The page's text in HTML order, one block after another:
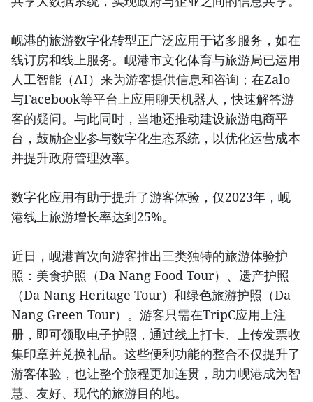
岘港的旅游数字化转型正广泛应用于诸多服务，如在
线订房和线上服务。岘港市文化体育与旅游局已运用
人工智能（AI）来为游客提供信息和咨询；在Zalo
与Facebook等平台上应用聊天机器人，快速解答游
客的疑问。与此同时，当地还推动建设旅游电商平
台，鼓励企业参与数字化生态系统，以优化运营成本
并提升政府管理效率。
数字化应用有助于提升了游客体验，仅2023年，岘
港线上旅游增长率达到25%。
近日，岘港首次向游客推出三类独特的旅游体验护
照：美食护照（Da Nang Food Tour）、遗产护照
（Da Nang Heritage Tour）和绿色旅游护照（Da
Nang Green Tour）。游客只需在TripC应用上注
册，即可领取电子护照，通过线上打卡、上传发票收
集印章并兑换礼品。这些便利功能的整合不仅提升了
游客体验，也让整个旅程更加连贯，助力岘港成为智
慧、友好、现代的旅游目的地。